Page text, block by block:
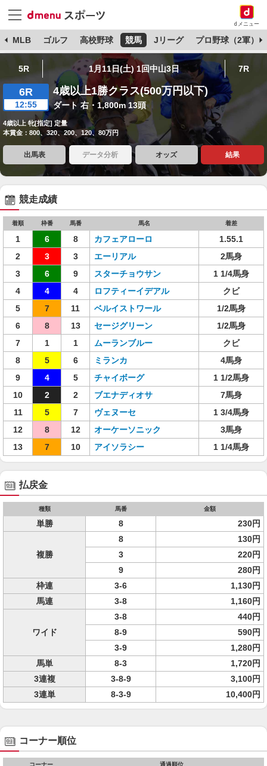
dメニュー
MLB ゴルフ 高校野球 競馬 Jリーグ プロ野球（2軍）
5R 1月11日(土) 1回中山3日 7R
6R
12:55
4歳以上1勝クラス(500万円以下)
ダート 右・1,800m 13頭
4歳以上 牝[指定] 定量
本賞金：800、320、200、120、80万円
出馬表 データ分析 オッズ 結果
競走成績
着順 枠番 馬番 馬名 着差
1 6 8 カフェアローロ
1.55.1
2
3 3 エーリアル
2馬身
3
6 9 スターチョウサン
1 1/4馬身
4
4 4 ロフティーイデアル
クビ
5
7 11 ベルイストワール
1/2馬身
6
8 13 セージグリーン
1/2馬身
7
1 1 ムーランブルー
クビ
8
5 6 ミランカ
4馬身
9
4 5 チャイボーグ
1 1/2馬身
10
2 2 ブエナディオサ
7馬身
11
5 7 ヴェヌーセ
1 3/4馬身
12
8 12 オーケーソニック
3馬身
13
7 10 アイソラシー 1 1/4馬身
払戻金
種類 馬番 金額
単勝 8 230円
複勝
8
130円
3
220円
9
280円
枠連
3-6
1,130円
馬連
3-8 1,160円
ワイド
3-8
440円
8-9
590円
3-9
1,280円
馬単
8-3
1,720円
3連複
3-8-9
3,100円
3連単
8-3-9 10,400円
コーナー順位
コーナー 通過順位